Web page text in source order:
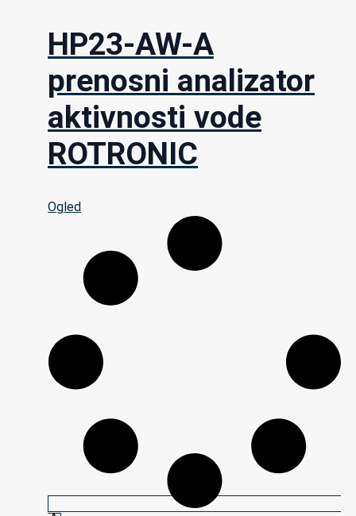
HP23-AW-A
prenosni analizator
aktivnosti vode
ROTRONIC
Ogled